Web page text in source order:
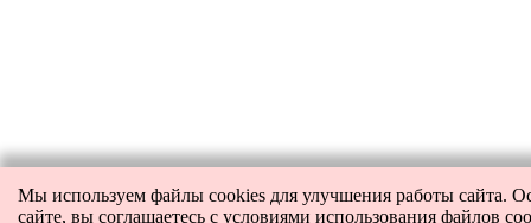
Мы используем файлы cookies для улучшения работы сайта.
сайте, вы соглашаетесь с условиями использования файлов